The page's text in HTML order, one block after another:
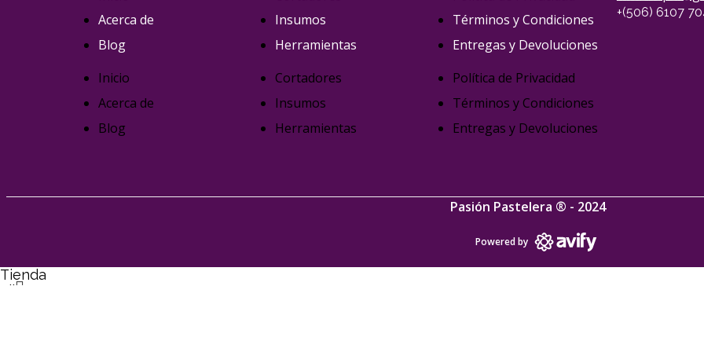
Acerca de
Blog
Inicio
Acerca de
Blog
Insumos
Herramientas
Cortadores
Insumos
Herramientas
Términos y Condiciones
Entregas y Devoluciones
Política de Privacidad
Términos y Condiciones
Entregas y Devoluciones
+(506) 6107
Pasión Pastelera ® - 2024
Powered by
Tienda
Filtros